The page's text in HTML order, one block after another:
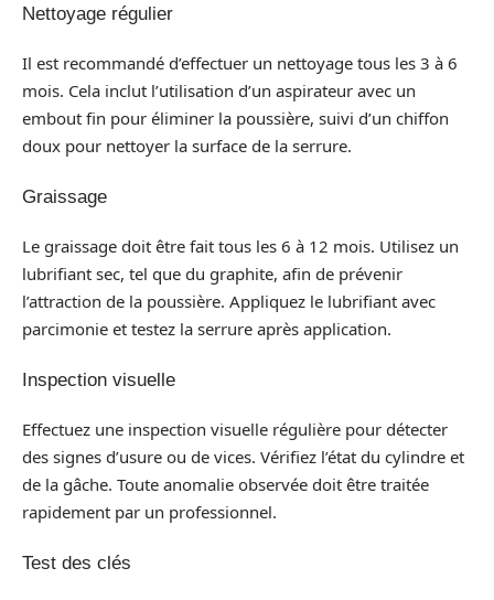
Nettoyage régulier
Il est recommandé d’effectuer un nettoyage tous les 3 à 6
mois. Cela inclut l’utilisation d’un aspirateur avec un
embout fin pour éliminer la poussière, suivi d’un chiffon
doux pour nettoyer la surface de la serrure.
Graissage
Le graissage doit être fait tous les 6 à 12 mois. Utilisez un
lubrifiant sec, tel que du graphite, afin de prévenir
l’attraction de la poussière. Appliquez le lubrifiant avec
parcimonie et testez la serrure après application.
Inspection visuelle
Effectuez une inspection visuelle régulière pour détecter
des signes d’usure ou de vices. Vérifiez l’état du cylindre et
de la gâche. Toute anomalie observée doit être traitée
rapidement par un professionnel.
Test des clés